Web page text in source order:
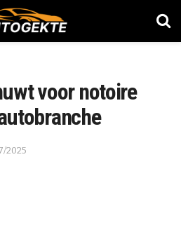
voor notoire
2025